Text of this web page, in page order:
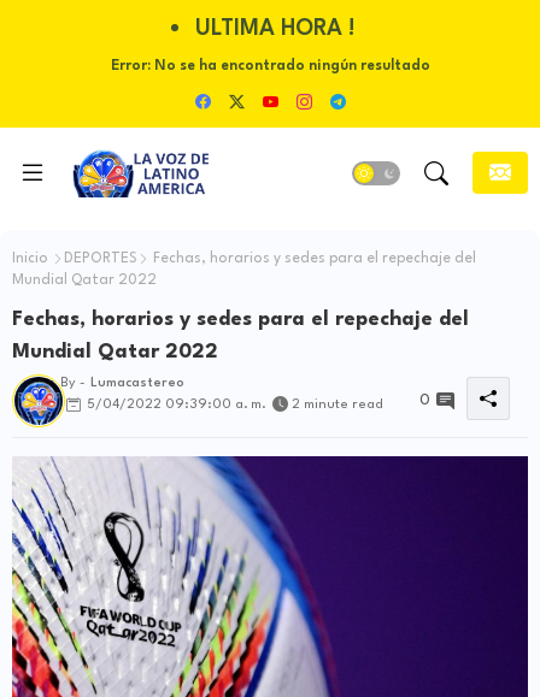
ULTIMA HORA !
Error:No se ha encontrado ningún resultado
Inicio DEPORTES
Fechas, horarios y sedes para el repechaje del
Mundial Qatar 2022
Fechas, horarios y sedes para el repechaje del
Mundial Qatar 2022
By -
Lumacastereo
5/04/2022 09:39:00 a. m.
2 minute read 0